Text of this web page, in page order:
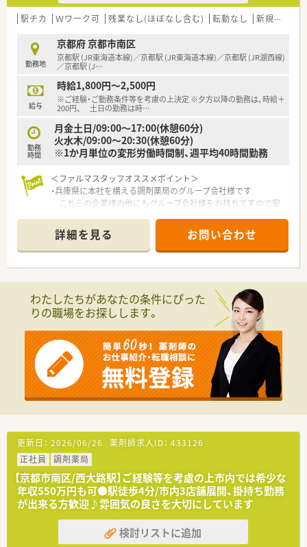
駅チカ Ｗワーク可 残業なし(ほぼなし含む) 転勤なし 新規オープン
勤務地
京都府 京都市南区
京都駅 (JR東海道本線)／京都駅 (JR東海道本線)／京都駅 (JR湖西線)
／京都駅 (J…
給与
時給1,800円～2,500円
※ご経験・ご勤務条件等を考慮の上決定 ※夕方以降の勤務は、時給＋
200円、 土日の勤務は時…
勤務
時間
月金土日/09:00〜17:00(休憩60分)
火水木/09:00〜20:30(休憩60分)
※1か月単位の変形労働時間制、週平均40時間勤務
＜ファルマスタッフオススメポイント＞
・兵庫県に本社を構える調剤薬局のグループ会社様です
こちらの企業様の他にもグループ会社様をお持ちですので安
＜こんな方にオススメ＞
・土日に働きたい方
⇒京都市内では珍しく土日も終日開局されています！Wワーク
⇒夕方以降のご勤務で平常時給＋200円、土日のご勤務は平常
時給＋300円！
扶養内～社保加入希望の方まで幅広く募集されております！
ご勤務曜日・時間、開始時期等お気軽にご相談ください♪
詳細を見る お問い合わせ
わたしたちがあなたの条件にぴった
りの職場をお探しします。
更新日： 2026/06/26 薬剤師求人ID： 433126
正社員
調剤薬局
【京都市南区/西大路駅】ご経験等を考慮の上市内では希少な
年収550万円も可●駅徒歩4分/市内3店舗展開、掛持ち勤務
が出来る方歓迎♪雰囲気の良さを大切にしています
検討リストに追加